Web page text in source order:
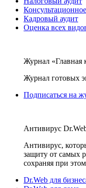
Кадровый аудит
Оценка всех
Журнал «Главная
Журнал готовых
Подписаться на
Антивирус
Антивирус,
защиту от самых
сохраняя при
Dr.Web для